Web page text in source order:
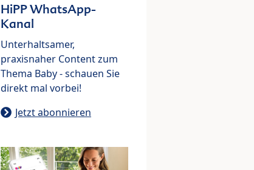
HiPP WhatsApp-
Kanal
Unterhaltsamer,
praxisnaher Content zum
Thema Baby - schauen Sie
direkt mal vorbei!
Jetzt abonnieren